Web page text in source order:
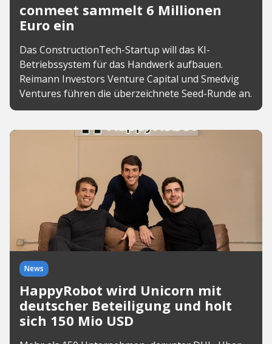
conmeet sammelt 6 Millionen
Euro ein
Das ConstructionTech-Startup will das KI-
Betriebssystem für das Handwerk aufbauen.
Reimann Investors Venture Capital und Smedvig
Ventures führen die überzeichnete Seed-Runde an.
News
HappyRobot wird Unicorn mit
deutscher Beteiligung und holt
sich 150 Mio USD